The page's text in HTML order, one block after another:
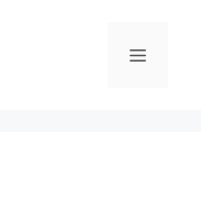
Menu